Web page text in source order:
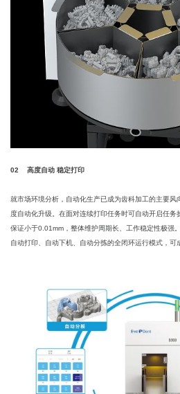
02 高度自动 稳定打印
就市场环境分析，自动化生产已成为齿科加工的主要
度自动化升级。在面对连续打印任务时可自动开启任
保证小于0.01mm，整体维护周期长、工作稳定性极强
自动打印、自动下机、自动分拣的全闭环运行模式，可